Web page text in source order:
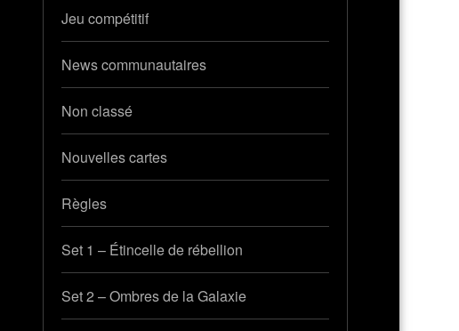
Jeu compétitif
News communautaires
Non classé
Nouvelles cartes
Règles
Set 1 – Étincelle de rébellion
Set 2 – Ombres de la Galaxie